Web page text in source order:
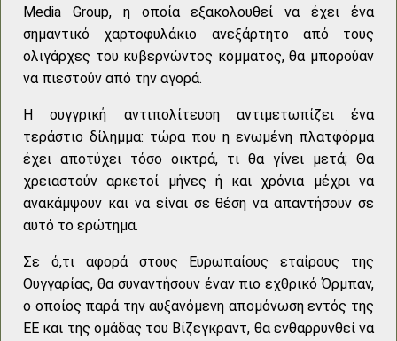
Media Group, η οποία εξακολουθεί να έχει ένα
σημαντικό χαρτοφυλάκιο ανεξάρτητο από τους
ολιγάρχες του κυβερνώντος κόμματος, θα μπορούαν
να πιεστούν από την αγορά.
Η ουγγρική αντιπολίτευση αντιμετωπίζει ένα
τεράστιο δίλημμα: τώρα που η ενωμένη πλατφόρμα
έχει αποτύχει τόσο οικτρά, τι θα γίνει μετά; Θα
χρειαστούν αρκετοί μήνες ή και χρόνια μέχρι να
ανακάμψουν και να είναι σε θέση να απαντήσουν σε
αυτό το ερώτημα.
Σε ό,τι αφορά στους Ευρωπαίους εταίρους της
Ουγγαρίας, θα συναντήσουν έναν πιο εχθρικό Όρμπαν,
ο οποίος παρά την αυξανόμενη απομόνωση εντός της
ΕΕ και της ομάδας του Βίζεγκραντ, θα ενθαρρυνθεί να